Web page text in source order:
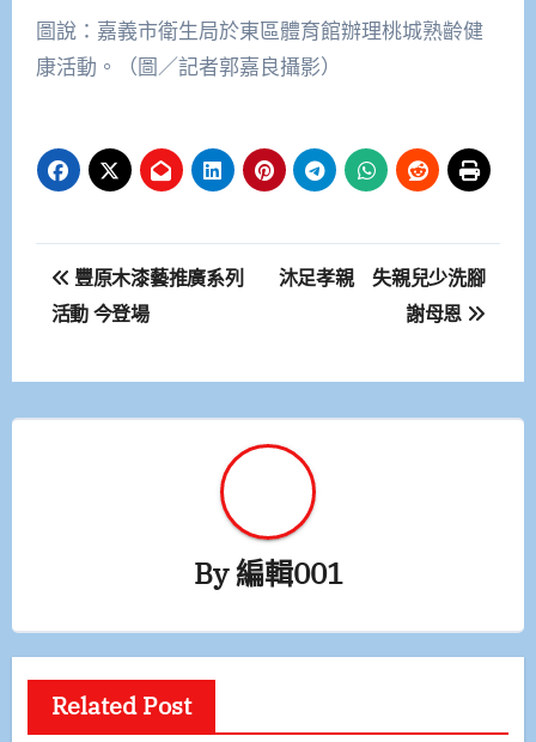
圖說：嘉義市衛生局於東區體育館辦理桃城熟齡健
康活動。（圖／記者郭嘉良攝影）
文
章
覽
豐原木漆藝推廣系列
活動 今登場
沐足孝親 失親兒少洗腳
謝母恩
By編輯001
Related Post